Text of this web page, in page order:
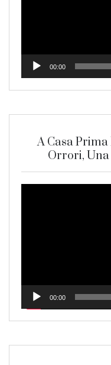
00:00
A Casa
Orrori, Una
00:00